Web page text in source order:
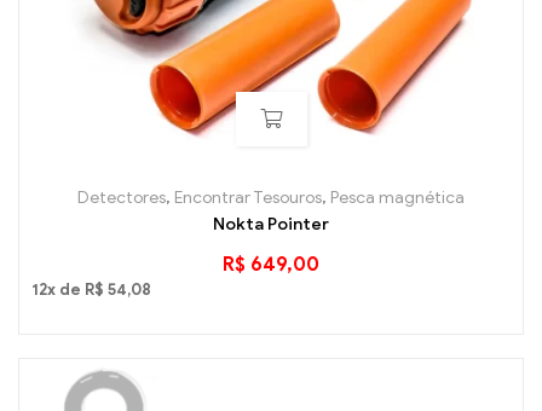
Detectores, Encontrar Tesouros, Pesca magnética
Nokta Pointer
R$ 649,00
12x de R$ 54,08